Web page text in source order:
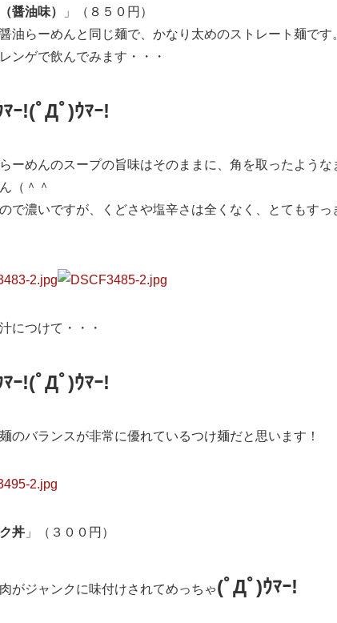
醤油味）
」（８５０円）
油らーめんと同じ麺で、かなり太めのストレート麺です
ンゲで飲んでみます・・・
ｰ!(ﾟДﾟ)ｳﾏｰ!
ーめんのスープの旨味はそのままに、角を取ったよう
（＾＾
で濃いですが、くどさや塩辛さは全くなく、とてもす
につけて・・・
ｰ!(ﾟДﾟ)ｳﾏｰ!
のバランスが非常に優れているつけ麺だと思います！
丼 」（３００円）
がジャンクに味付けされてめっちゃ(ﾟДﾟ)ｳﾏｰ!